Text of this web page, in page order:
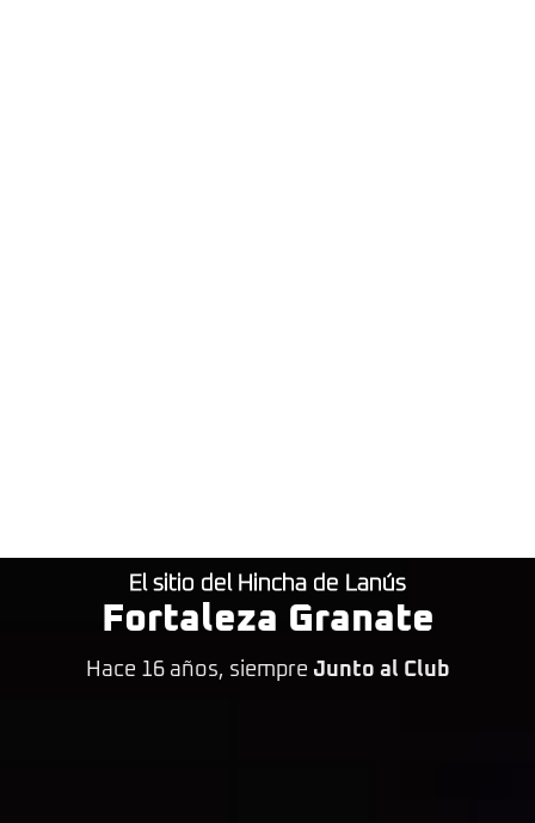
El sitio del Hincha de Lanús
Fortaleza Granate
Hace 16 años, siempre Junto al Club